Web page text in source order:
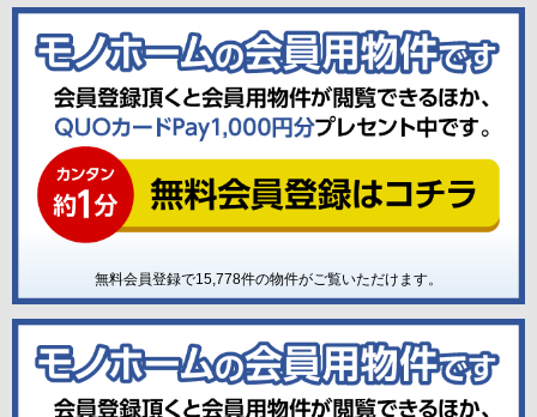
無料会員登録で15,778件の物件がご覧いただけます。